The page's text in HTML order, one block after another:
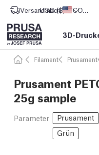
Versand nach
USD ($) CORE One L: Jetzt auf Lager!
3D-
Filament Prusament
Prusament
25g sample
Parameter Prusament
Grün